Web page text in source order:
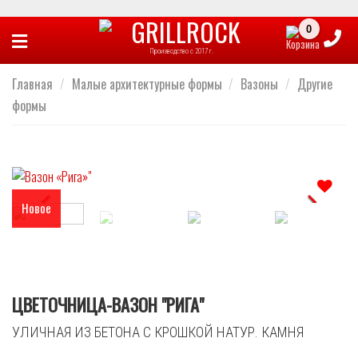
content
Производство с 2017 г.
Главная / Малые архитектурные формы / Вазоны / Другие
формы
Новое
ЦВЕТОЧНИЦА-ВАЗОН "РИГА"
УЛИЧНАЯ ИЗ БЕТОНА С КРОШКОЙ НАТУР. КАМНЯ